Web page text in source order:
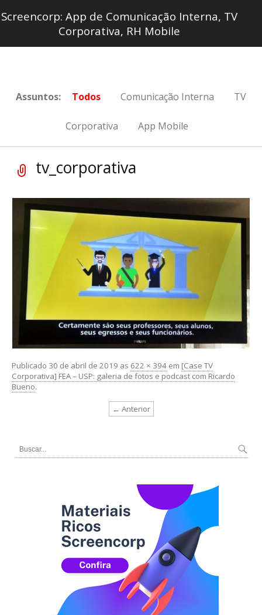
Screencorp: App de Comunicação Interna, TV
Corporativa, RH Mobile
Assuntos: Todos Comunicação Interna TV
Corporativa App Mobile
tv_corporativa
Publicado 30 de abril de 2019 as 622 × 394 em [Case TV
Corporativa] FEA – USP: galeria de fotos e podcast com Ricardo
Bueno.
← Anterior